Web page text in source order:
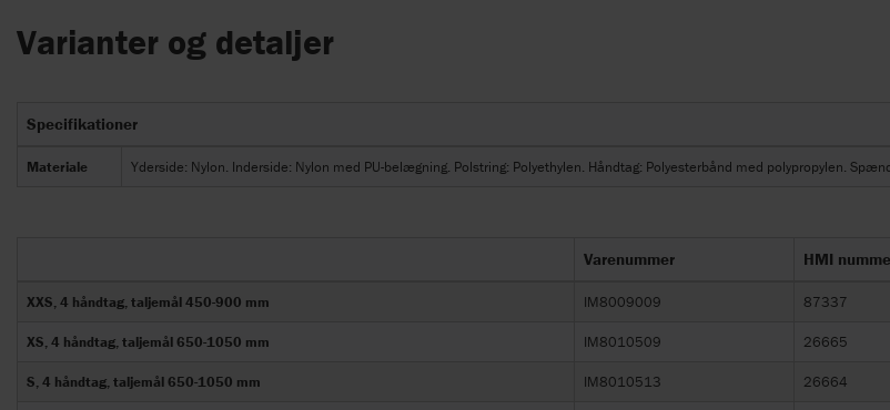
Varianter og detaljer
Specifikationer
Materiale Yderside: Nylon. Inderside: Nylon med PU-belægning. Polstring: Polyethylen. Håndtag: Polyesterbånd med polypropylen.
Varenummer HMI
XXS, 4 håndtag, taljemål 450-900 mm IM8009009 87337
XS, 4 håndtag, taljemål 650-1050 mm IM8010509 26665
S, 4 håndtag, taljemål 650-1050 mm IM8010513 26664